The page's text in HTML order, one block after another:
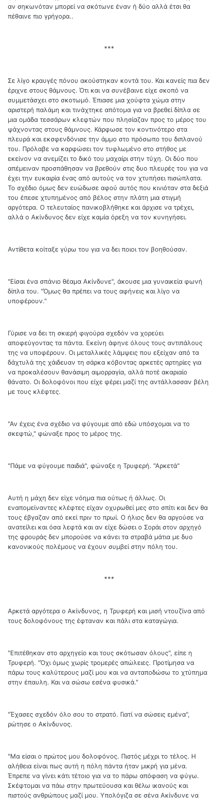
αν σηκωνόταν μπορεί να σκότωνε έναν ή δύο αλλά έτσι θα
πέθαινε πιο γρήγορα..
***
Σε λίγο κραυγές πόνου ακούστηκαν κοντά του. Και κανείς πια δεν
έριχνε στους θάμνους. Ότι και να συνέβαινε είχε σκοπό να
συμμετάσχει στο σκοτωμό. Έπιασε μια χούφτα χώμα στην
αριστερή παλάμη και τινάχτηκε απότομα για να βρεθεί δίπλα σε
μια ομάδα τεσσάρων κλεφτών που πλησίαζαν προς το μέρος του
ψάχνοντας στους θάμνους. Κάρφωσε τον κοντινότερο στα
πλευρά και εκσφενδόνισε την άμμο στο πρόσωπο του διπλανού
του. Πρόλαβε να καρφώσει τον τυφλωμένο στο στήθος με
εκείνον να ανεμίζει το δικό του μαχαίρι στην τύχη. Οι δύο που
απέμειναν προσπάθησαν να βρεθούν στις δυο πλευρές του για να
έχει την ευκαιρία ένας από αυτούς να τον χτυπήσει πισώπλατα.
Το σχέδιο όμως δεν ευώδωσε αφού αυτός που κινιόταν στα δεξιά
του έπεσε χτυπημένος από βέλος στην πλάτη μια στιγμή
αργότερα. Ο τελευταίος πανικοβλήθηκε και άρχισε να τρέχει,
αλλά ο Ακίνδυνος δεν είχε καμία όρεξη να τον κυνηγήσει.
Αντίθετα κοίταξε γύρω του για να δει ποιοι τον βοηθούσαν.
"Είσαι ένα σπάνιο θέαμα Ακίνδυνε", άκουσε μια γυναικεία φωνή
δίπλα του. "Όμως θα πρέπει να τους αφήνεις και λίγο να
υποφέρουν."
Γύρισε να δει τη σκιερή φιγούρα σχεδόν να χορεύει
αποφεύγοντας τα πάντα. Εκείνη άφηνε όλους τους αντιπάλους
της να υποφέρουν. Οι μεταλλικές λάμψεις που εξείχαν από τα
δάχτυλά της χάιδευαν τη σάρκα κόβοντας αρκετές αρτηρίες για
να προκαλέσουν θανάσιμη αιμορραγία, αλλά ποτέ ακαριαίο
θάνατο. Οι δολοφόνοι που είχε φέρει μαζί της αντάλλασσαν βέλη
με τους κλέφτες.
"Αν έχεις ένα σχέδιο να φύγουμε από εδώ υπόσχομαι να το
σκεφτώ," φώναξε προς το μέρος της.
"Πάμε να φύγουμε παιδιά", φώναξε η Τρυφερή. "Αρκετά"
Αυτή η μάχη δεν είχε νόημα πια ούτως ή άλλως. Οι
εναπομείναντες κλέφτες είχαν οχυρωθεί μες στο σπίτι και δεν θα
τους έβγαζαν από εκεί πριν το πρωί. Ο ήλιος δεν θα αργούσε να
ανατείλει και όσα λεφτά και αν είχε δώσει ο Σοράι στον αρχηγό
της φρουράς δεν μπορούσε να κάνει τα στραβά μάτια με δυο
κανονικούς πολέμους να έχουν συμβεί στην πόλη του.
***
Αρκετά αργότερα ο Ακίνδυνος, η Τρυφερή και μισή ντουζίνα από
τους δολοφόνους της έφταναν και πάλι στα καταγώγια.
"Επιτέθηκαν στο αρχηγείο και τους σκότωσαν όλους", είπε η
Τρυφερή. "Όχι όμως χωρίς τρομερές απώλειες. Προτίμησα να
πάρω τους καλύτερους μαζί μου και να ανταποδώσω το χτύπημα
στην έπαυλη. Και να σώσω εσένα φυσικά."
"Έχασες σχεδόν όλο σου το στρατό. Γιατί να σώσεις εμένα",
ρώτησε ο Ακίνδυνος.
"Μα είσαι ο πρώτος μου δολοφόνος. Πιστός μέχρι το τέλος. Η
αλήθεια είναι πως αυτή η πόλη πάντα ήταν μικρή για μένα.
Έπρεπε να γίνει κάτι τέτοιο για να το πάρω απόφαση να φύγω.
Σκέφτομαι να πάω στην πρωτεύουσα και θέλω ικανούς και
πιστούς ανθρώπους μαζί μου. Υπολόγιζα σε σένα Ακίνδυνε να